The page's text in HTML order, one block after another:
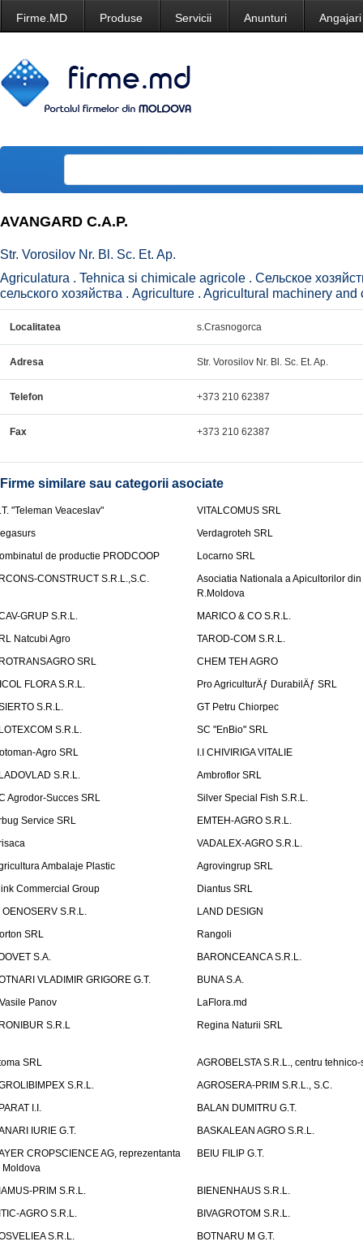
Firme.MD Produse Servicii Anunturi Angajari
AVANGARD C.A.P.
Str. Vorosilov Nr. Bl. Sc. Et. Ap.
Agriculatura . Tehnica si chimicale agricole . Сельское
сельского хозяйства . Agriculture . Agricultural machinery and
Localitatea s.Crasnogorca
Adresa Str. Vorosilov Nr. Bl. Sc. Et. Ap.
Telefon +373 210 62387
Fax +373 210 62387
Firme similare sau categorii asociate
"Teleman Veaceslav"
VITALCOMUS SRL
Verdagroteh SRL
de productie PRODCOOP
Locarno SRL
CONSTRUCT S.R.L.,S.C.
Asociatia Nationala a Apicultorilor din
R.Moldova
GRUP S.R.L.
MARICO & CO S.R.L.
Natcubi Agro
TAROD-COM S.R.L.
SRL
CHEM TEH AGRO
FLORA S.R.L.
Pro AgriculturÄƒ DurabilÄƒ SRL
S.R.L.
GT Petru Chiorpec
S.R.L.
SC "EnBio" SRL
Agro SRL
I.I CHIVIRIGA VITALIE
S.R.L.
Ambroflor SRL
Agrodor-Succes SRL
Silver Special Fish S.R.L.
Service SRL
EMTEH-AGRO S.R.L.
VADALEX-AGRO S.R.L.
Ambalaje Plastic
Agrovingrup SRL
Commercial Group
Diantus SRL
OENOSERV S.R.L.
LAND DESIGN
SRL
Rangoli
S.A.
BARONCEANCA S.R.L.
VLADIMIR GRIGORE G.T.
BUNA S.A.
Panov
LaFlora.md
S.R.L
Regina Naturii SRL
SRL
AGROBELSTA S.R.L., centru
S.R.L.
AGROSERA-PRIM S.R.L., S.C.
I.I.
BALAN DUMITRU G.T.
IURIE G.T.
BASKALEAN AGRO S.R.L.
CROPSCIENCE AG, reprezentanta
Moldova
BEIU FILIP G.T.
PRIM S.R.L.
BIENENHAUS S.R.L.
AGRO S.R.L.
BIVAGROTOM S.R.L.
S.R.L.
BOTNARU M G.T.